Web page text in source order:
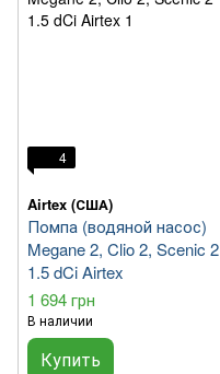
4
Airtex (США)
Помпа (водяной насос)
Megane 2, Clio 2, Scenic 2
1.5 dCi Airtex
1 694 грн
В наличии
Купить